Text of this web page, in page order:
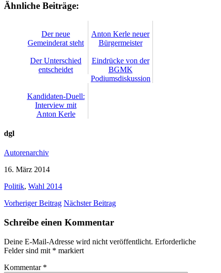
Ähnliche Beiträge:
Der neue
Gemeinderat steht
Anton Kerle neuer
Bürgermeister
Der Unterschied
entscheidet
Eindrücke von der
BGMK
Podiumsdiskussion
Kandidaten-Duell:
Interview mit
Anton Kerle
dgl
Autorenarchiv
16. März 2014
Politik, Wahl 2014
Vorheriger Beitrag Nächster Beitrag
Schreibe einen Kommentar
Deine E-Mail-Adresse wird nicht veröffentlicht. Erforderliche
Felder sind mit * markiert
Kommentar *